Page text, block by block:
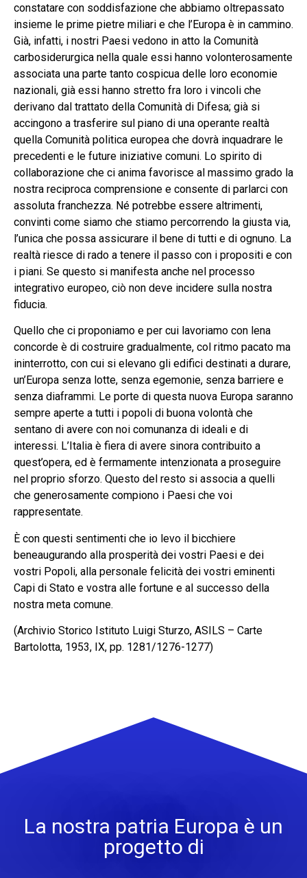
constatare con soddisfazione che abbiamo oltrepassato
insieme le prime pietre miliari e che l’Europa è in cammino.
Già, infatti, i nostri Paesi vedono in atto la Comunità
carbosiderurgica nella quale essi hanno volonterosamente
associata una parte tanto cospicua delle loro economie
nazionali, già essi hanno stretto fra loro i vincoli che
derivano dal trattato della Comunità di Difesa; già si
accingono a trasferire sul piano di una operante realtà
quella Comunità politica europea che dovrà inquadrare le
precedenti e le future iniziative comuni. Lo spirito di
collaborazione che ci anima favorisce al massimo grado la
nostra reciproca comprensione e consente di parlarci con
assoluta franchezza. Né potrebbe essere altrimenti,
convinti come siamo che stiamo percorrendo la giusta via,
l’unica che possa assicurare il bene di tutti e di ognuno. La
realtà riesce di rado a tenere il passo con i propositi e con
i piani. Se questo si manifesta anche nel processo
integrativo europeo, ciò non deve incidere sulla nostra
fiducia.
Quello che ci proponiamo e per cui lavoriamo con lena
concorde è di costruire gradualmente, col ritmo pacato ma
ininterrotto, con cui si elevano gli edifici destinati a durare,
un’Europa senza lotte, senza egemonie, senza barriere e
senza diaframmi. Le porte di questa nuova Europa saranno
sempre aperte a tutti i popoli di buona volontà che
sentano di avere con noi comunanza di ideali e di
interessi. L’Italia è fiera di avere sinora contribuito a
quest’opera, ed è fermamente intenzionata a proseguire
nel proprio sforzo. Questo del resto si associa a quelli
che generosamente compiono i Paesi che voi
rappresentate.
È con questi sentimenti che io levo il bicchiere
beneaugurando alla prosperità dei vostri Paesi e dei
vostri Popoli, alla personale felicità dei vostri eminenti
Capi di Stato e vostra alle fortune e al successo della
nostra meta comune.
(Archivio Storico Istituto Luigi Sturzo, ASILS – Carte
Bartolotta, 1953, IX, pp. 1281/1276-1277)
La nostra patria Europa è un
progetto di